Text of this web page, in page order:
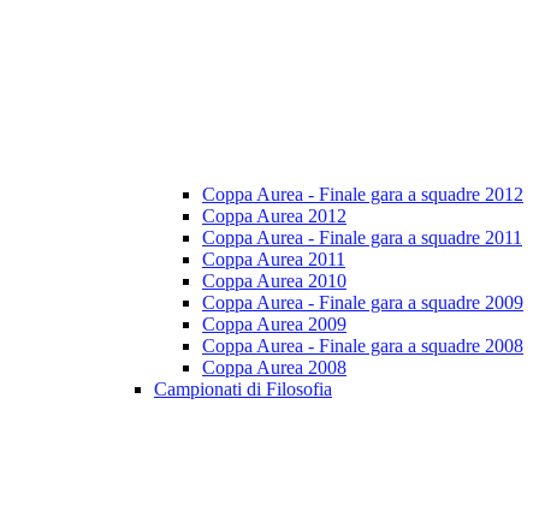
Coppa Aurea - Finale gara a squadre 2012
Coppa Aurea 2012
Coppa Aurea - Finale gara a squadre 2011
Coppa Aurea 2011
Coppa Aurea 2010
Coppa Aurea - Finale gara a squadre 2009
Coppa Aurea 2009
Coppa Aurea - Finale gara a squadre 2008
Coppa Aurea 2008
Campionati di Filosofia